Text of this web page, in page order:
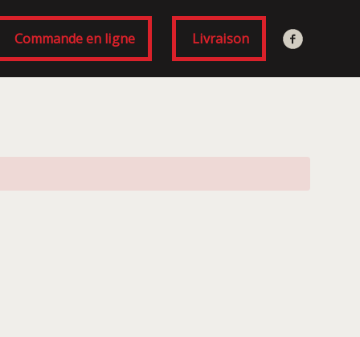
Commande en ligne Livraison